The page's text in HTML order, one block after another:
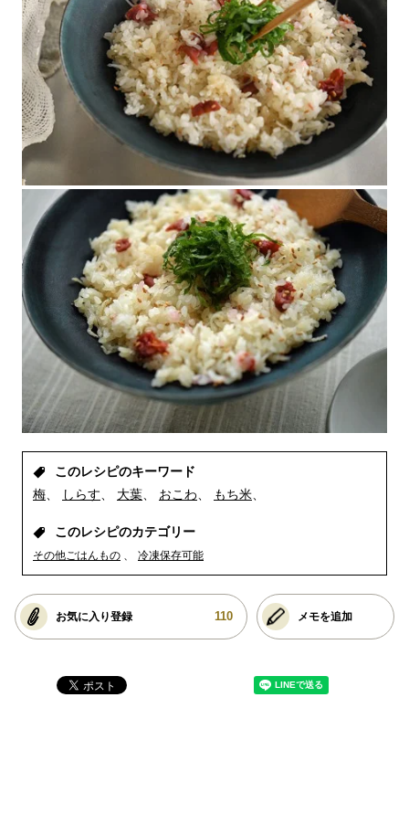
このレシピのキーワード
梅
しらす 大葉 おこわ もち米
このレシピのカテゴリー
その他ごはんもの 冷凍保存可能
お気に入り登録 110 メモを追加